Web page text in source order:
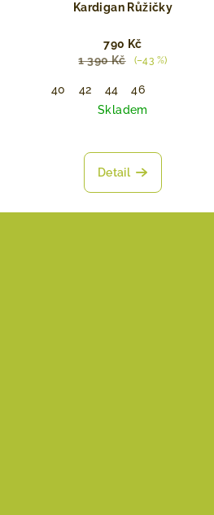
Kardigan Růžičky
790 Kč
1 390 Kč
(–43 %)
40 42 44
46
Skladem
Detail